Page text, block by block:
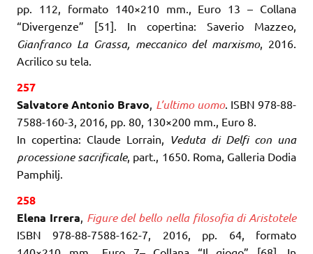
pp. 112, formato 140×210 mm., Euro 13 – Collana
“Divergenze” [51]. In copertina: Saverio Mazzeo,
Gianfranco La Grassa, meccanico del marxismo, 2016.
Acrilico su tela.
257
Salvatore Antonio Bravo, L’ultimo uomo. ISBN 978-88-
7588-160-3, 2016, pp. 80, 130×200 mm., Euro 8.
In copertina: Claude Lorrain, Veduta di Delfi con una
processione sacrificale, part., 1650. Roma, Galleria Dodia
Pamphilj.
258
Elena Irrera, Figure del bello nella filosofia di Aristotele
ISBN 978-88-7588-162-7, 2016, pp. 64, formato